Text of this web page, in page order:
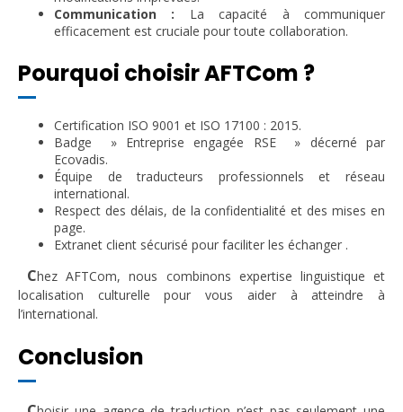
Communication : La capacité à communiquer
efficacement est cruciale pour toute collaboration.
Pourquoi choisir AFTCom ?
Certification ISO 9001 et ISO 17100 : 2015.
Badge » Entreprise engagée RSE » décerné par
Ecovadis.
Équipe de traducteurs professionnels et réseau
international.
Respect des délais, de la confidentialité et des mises en
page.
Extranet client sécurisé pour faciliter les échanger .
Chez AFTCom, nous combinons expertise linguistique et
localisation culturelle pour vous aider à atteindre à
l’international.
Conclusion